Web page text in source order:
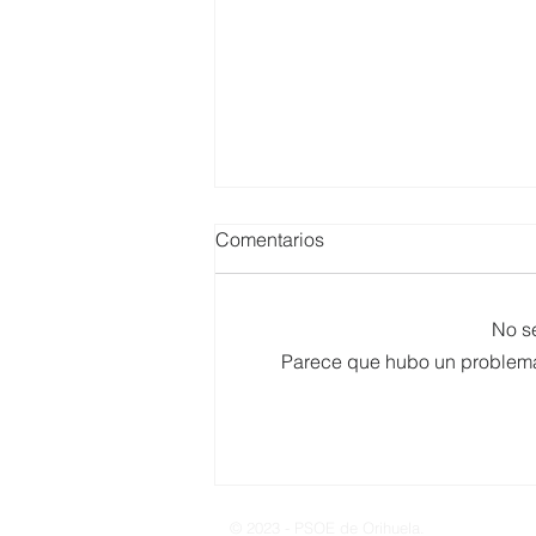
Comentarios
No
Parece que hubo un